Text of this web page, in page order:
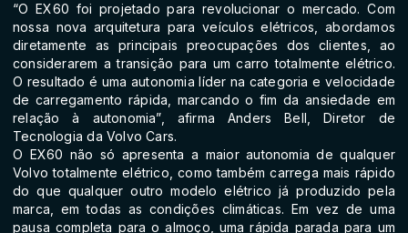
“O EX60 foi projetado para revolucionar o mercado. Com
nossa nova arquitetura para veículos elétricos, abordamos
diretamente as principais preocupações dos clientes, ao
considerarem a transição para um carro totalmente elétrico.
O resultado é uma autonomia líder na categoria e velocidade
de carregamento rápida, marcando o fim da ansiedade em
relação à autonomia”, afirma Anders Bell, Diretor de
Tecnologia da Volvo Cars.
O EX60 não só apresenta a maior autonomia de qualquer
Volvo totalmente elétrico, como também carrega mais rápido
do que qualquer outro modelo elétrico já produzido pela
marca, em todas as condições climáticas. Em vez de uma
pausa completa para o almoço, uma rápida parada para um